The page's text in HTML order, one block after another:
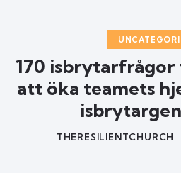
170
att öka teamets
THERESILIENTCHURCH